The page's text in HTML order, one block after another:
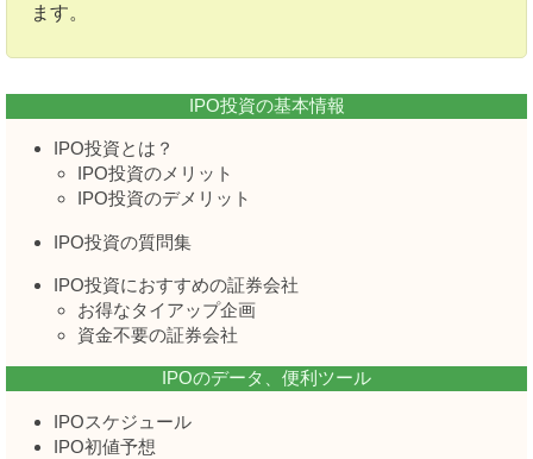
ます。
IPO投資の基本情報
IPO投資とは？
IPO投資のメリット
IPO投資のデメリット
IPO投資の質問集
IPO投資におすすめの証券会社
お得なタイアップ企画
資金不要の証券会社
IPOのデータ、便利ツール
IPOスケジュール
IPO初値予想